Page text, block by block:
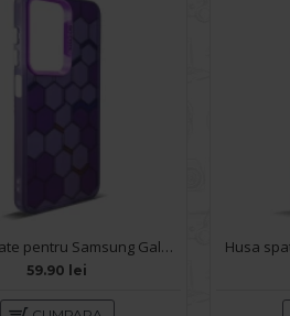
Husa spate pentru Samsung Galaxy A34 5G- Bozo case Mov
59.90 lei